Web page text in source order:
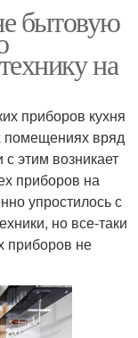
бытовую
на
приборов кухня
помещениях вряд
с этим возникает
приборов на
упростилось с
но все-таки
приборов не